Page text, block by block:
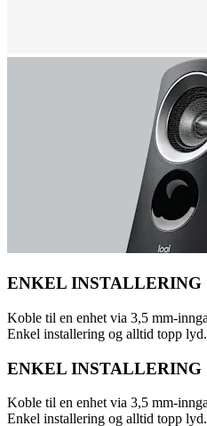
ENKEL INSTALLERING
Koble til en enhet via 3,5 mm-
Enkel installering og alltid topp lyd.
ENKEL INSTALLERING
Koble til en enhet via 3,5 mm-
Enkel installering og alltid topp lyd.